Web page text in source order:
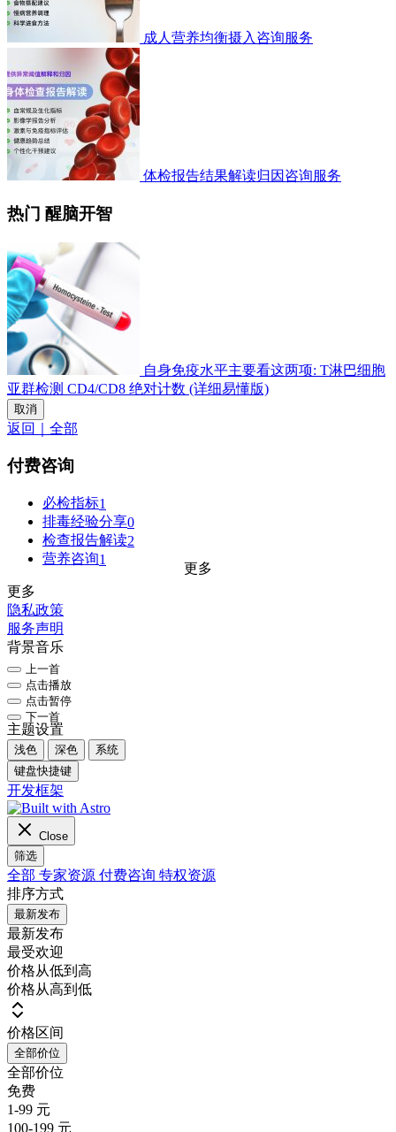
成人营养均衡摄入咨询服务
体检报告结果解读归因咨询服务
热门 醒脑开智
自身免疫水平主要看这两项: T淋巴细胞
亚群检测 CD4/CD8 绝对计数 (详细易懂版)
取消
返回｜全部
付费咨询
必检指标1
排毒经验分享0
检查报告解读2
营养咨询1
更多
更多
隐私政策
服务声明
背景音乐
上一首
点击播放
点击暂停
下一首
主题设置
浅色 深色
系统
键盘快捷键
开发框架
Close
筛选
全部 专家资源 付费咨询 特权资源
排序方式
最新发布
最新发布
最受欢迎
价格从低到高
价格从高到低
价格区间
全部价位
全部价位
免费
1-99 元
100-199 元